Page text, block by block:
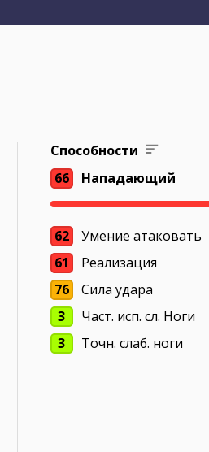
Способности
66
Нападающий
62
Умение атаковать
61
Реализация
76
Сила удара
3
Част. исп. сл. Ноги
3
Точн. слаб. ноги